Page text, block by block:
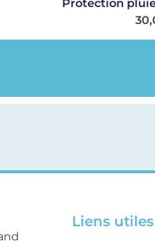
Protection
Liens utiles